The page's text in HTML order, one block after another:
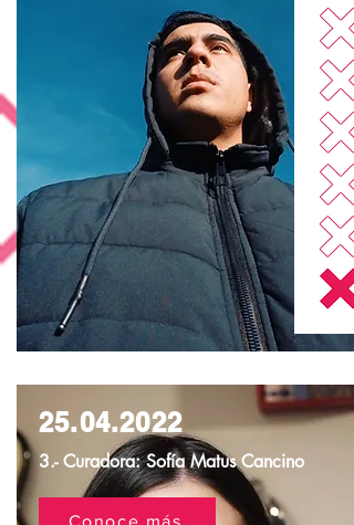
25.04.2022
3.- Curadora: Sofía Matus Cancino
Conoce más